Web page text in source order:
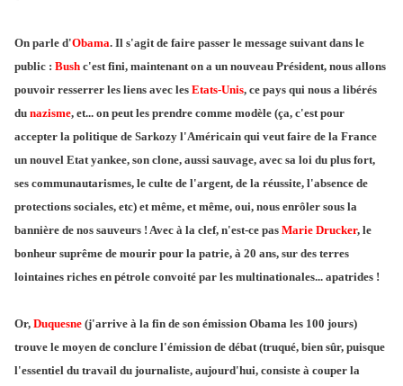
On parle d'Obama. Il s'agit de faire passer le message suivant dans le
public : Bush c'est fini, maintenant on a un nouveau Président, nous allons
pouvoir resserrer les liens avec les Etats-Unis, ce pays qui nous a libérés
du nazisme, et... on peut les prendre comme modèle (ça, c'est pour
accepter la politique de Sarkozy l'Américain qui veut faire de la France
un nouvel Etat yankee, son clone, aussi sauvage, avec sa loi du plus fort,
ses communautarismes, le culte de l'argent, de la réussite, l'absence de
protections sociales, etc) et même, et même, oui, nous enrôler sous la
bannière de nos sauveurs ! Avec à la clef, n'est-ce pas Marie Drucker, le
bonheur suprême de mourir pour la patrie, à 20 ans, sur des terres
lointaines riches en pétrole convoité par les multinationales... apatrides !
Or, Duquesne (j'arrive à la fin de son émission Obama les 100 jours)
trouve le moyen de conclure l'émission de débat (truqué, bien sûr, puisque
l'essentiel du travail du journaliste, aujourd'hui, consiste à couper la